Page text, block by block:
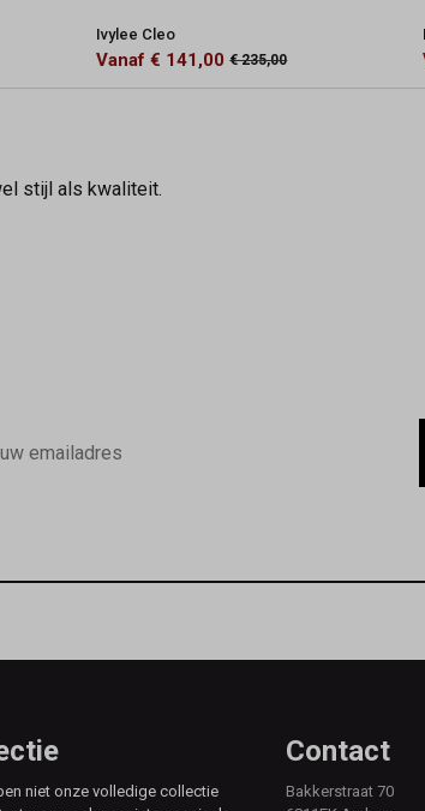
Ivylee Cleo
Vanaf € 141,00 € 235,00
stijl als kwaliteit.
niet onze volledige collectie
Contact
Bakkerstraat 70